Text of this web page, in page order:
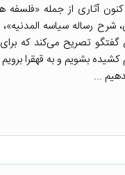
آثاری از جمله «فلسفه
شرح رساله سیاسه
تصریح می‌کند که برای
بشویم و به قهقرا
...